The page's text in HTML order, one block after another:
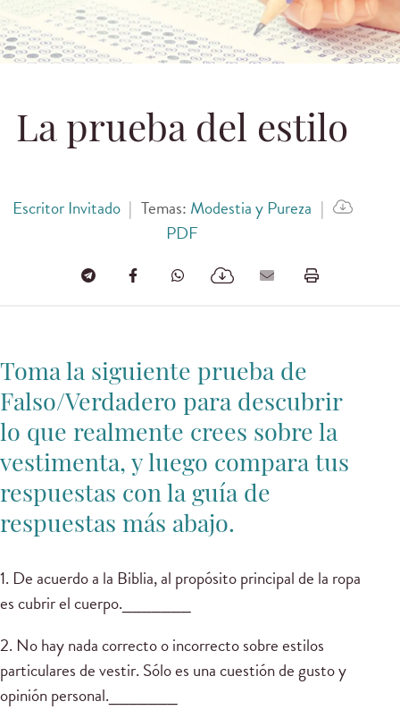
La prueba del estilo
Escritor Invitado | Temas: Modestia y Pureza |
PDF
Toma la siguiente prueba de
Falso/Verdadero para descubrir
lo que realmente crees sobre la
vestimenta, y luego compara tus
respuestas con la guía de
respuestas más abajo.
1. De acuerdo a la Biblia, al propósito principal de la ropa
es cubrir el cuerpo._______
2. No hay nada correcto o incorrecto sobre estilos
particulares de vestir. Sólo es una cuestión de gusto y
opinión personal._______